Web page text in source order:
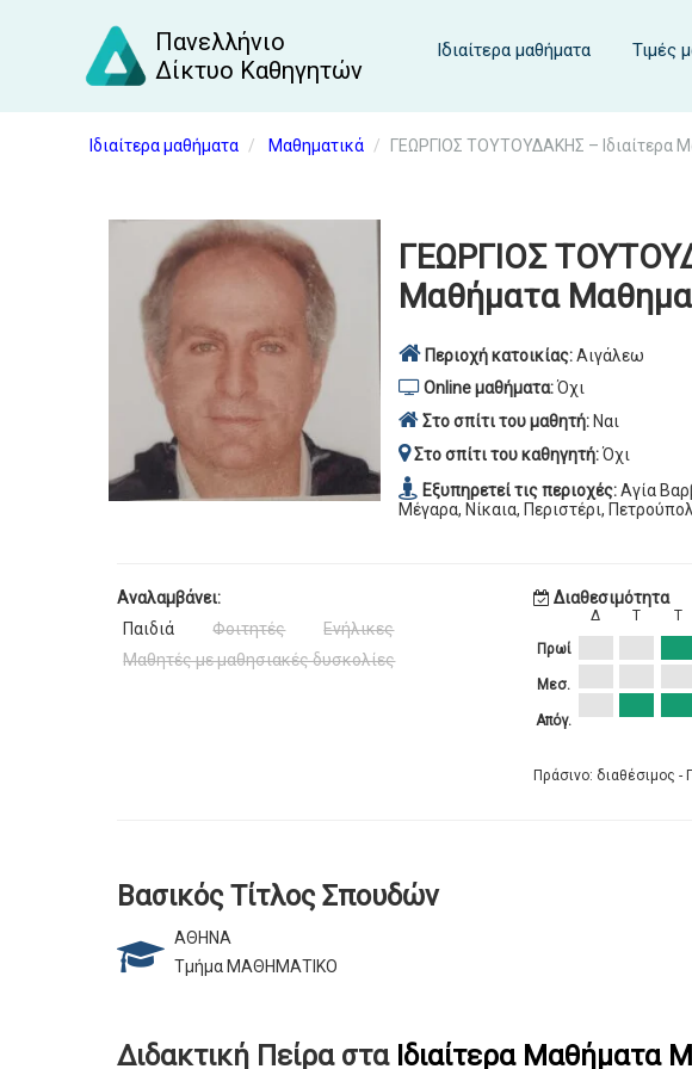
Πανελλήνιο
Δίκτυο Καθηγητών
Ιδιαίτερα μαθήματα Τιμές
Ιδιαίτερα μαθήματα Μαθηματικά ΓΕΩΡΓΙΟΣ ΤΟΥΤΟΥΔΑΚΗΣ – Ιδιαίτερα
ΓΕΩΡΓΙΟΣ
Μαθήματα
Περιοχή κατοικίας:Αιγάλεω
Online μαθήματα:Όχι
Στο σπίτι του μαθητή:Ναι
Στο σπίτι του καθηγητή:Όχι
Εξυπηρετεί τις περιοχές:Αγία
Μέγαρα, Νίκαια, Περιστέρι,
Αναλαμβάνει:
Παιδιά
Φοιτητές
Ενήλικες
Μαθητές με μαθησιακές δυσκολίες
Διαθεσιμότητα
Πρωί
Μεσ.
Απόγ.
Δ Τ Τ
Πράσινο: διαθέσιμος -
Βασικός Τίτλος Σπουδών
ΑΘΗΝΑ
Τμήμα ΜΑΘΗΜΑΤΙΚΟ
Διδακτική Πείρα στα Ιδιαίτερα Μαθήματα